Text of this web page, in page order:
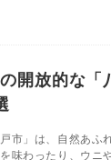
開放的な
市」は、自然あふ
味わったり、ウニ